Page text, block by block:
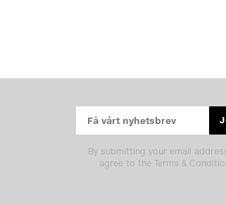
By submitting your email
agree to the Terms &